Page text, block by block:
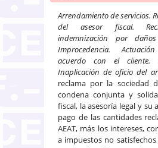
Arrendamiento de servicios.
del asesor fiscal.
indemnización por
Improcedencia.
acuerdo con el cliente.
Inaplicación de oficio del
reclama por la sociedad
condena conjunta y
fiscal, la asesoría legal y su
pago de las cantidades
AEAT, más los intereses,
a impuestos no satisfechos